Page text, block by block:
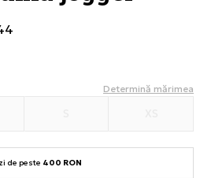
Determină mărimea
de peste 400 RON